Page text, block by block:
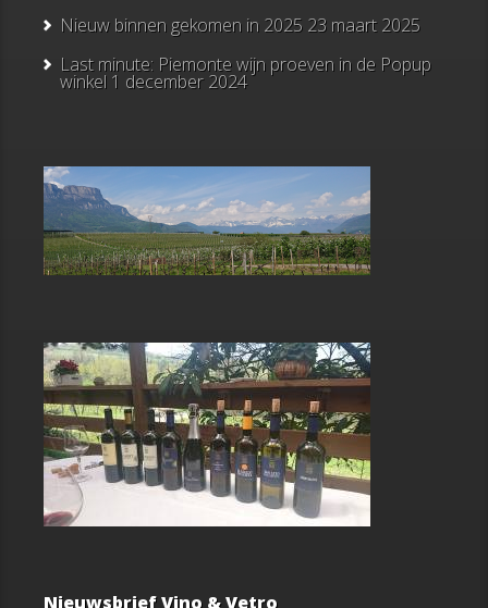
Nieuw binnen gekomen in 2025 23 maart 2025
Last minute: Piemonte wijn proeven in de Popup
winkel 1 december 2024
Nieuwsbrief Vino & Vetro